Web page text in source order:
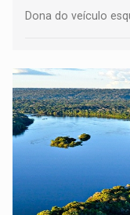
Dona do veículo